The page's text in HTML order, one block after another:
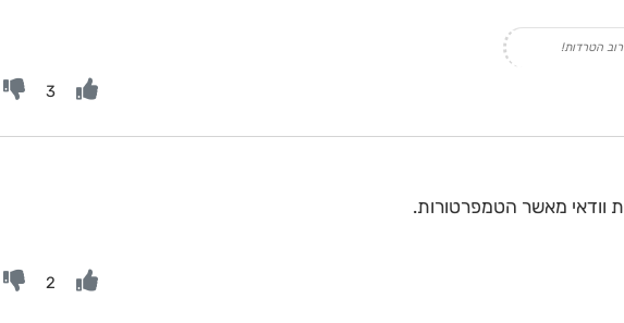
הטרדות!
3
וודאי מאשר הטמפרטורות.
2